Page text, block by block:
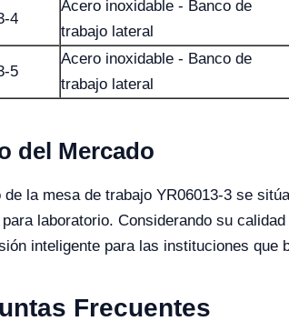
4
Acero inoxidable - Banco de
trabajo lateral
5
Acero inoxidable - Banco de
trabajo lateral
del Mercado
de la mesa de trabajo YR06013-3 se
laboratorio. Considerando su
inteligente para las instituciones que
Frecuentes